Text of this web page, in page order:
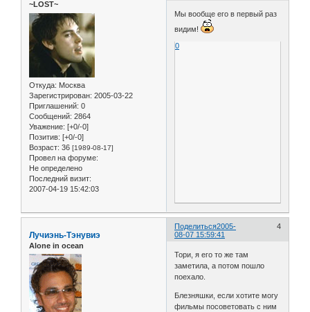
~LOST~
Откуда: Москва
Зарегистрирован: 2005-03-22
Приглашений: 0
Сообщений: 2864
Уважение: [+0/-0]
Позитив: [+0/-0]
Возраст: 36 [1989-08-17]
Провел на форуме:
Не определено
Последний визит:
2007-04-19 15:42:03
Мы вообще его в первый раз
видим!
0
Поделиться 4
2005-
08-07 15:59:41
Лучиэнь-Тэнувиэ
Alone in ocean
Тори, я его то же там
заметила, а потом пошло
поехало.
Блезняшки, если хотите могу
фильмы посоветовать с ним